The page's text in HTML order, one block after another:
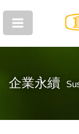
企業永續